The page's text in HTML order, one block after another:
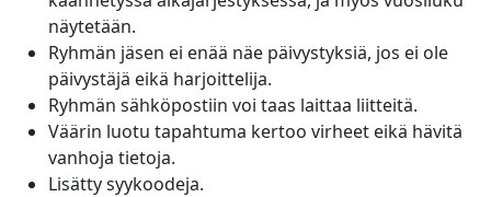
näytetään.
Ryhmän jäsen ei enää näe päivystyksiä, jos ei ole
päivystäjä eikä harjoittelija.
Ryhmän sähköpostiin voi taas laittaa liitteitä.
Väärin luotu tapahtuma kertoo virheet eikä hävitä
vanhoja tietoja.
Lisätty syykoodeja.